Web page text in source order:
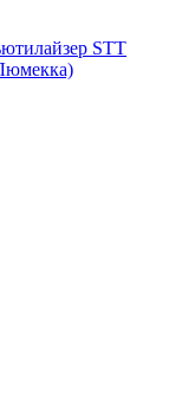
STT